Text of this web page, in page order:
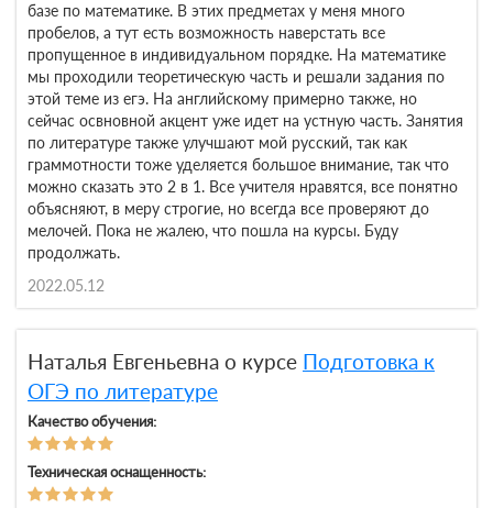
базе по математике. В этих предметах у меня много
пробелов, а тут есть возможность наверстать все
пропущенное в индивидуальном порядке. На математике
мы проходили теоретическую часть и решали задания по
этой теме из егэ. На английскому примерно также, но
сейчас освновной акцент уже идет на устную часть. Занятия
по литературе также улучшают мой русский, так как
граммотности тоже уделяется большое внимание, так что
можно сказать это 2 в 1. Все учителя нравятся, все понятно
объясняют, в меру строгие, но всегда все проверяют до
мелочей. Пока не жалею, что пошла на курсы. Буду
продолжать.
2022.05.12
Наталья Евгеньевна о курсе Подготовка к
ОГЭ по литературе
Качество обучения:
Техническая оснащенность: